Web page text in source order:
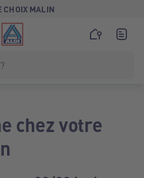
CHOIX MALIN
chez votre